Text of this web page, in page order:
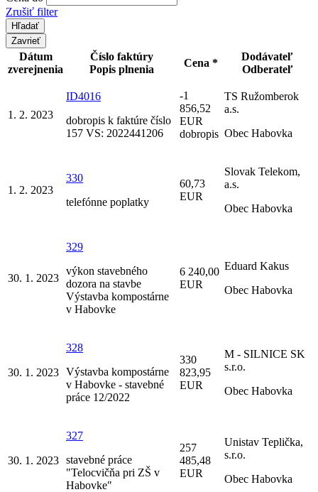
Zrušiť filter
Zavrieť
Dátum
zverejnenia
Číslo faktúry
Popis plnenia
Cena *
Dodávateľ
Odberateľ
1. 2. 2023
ID4016
dobropis k faktúre číslo
157 VS: 2022441206
-1
856,52
EUR
dobropis
TS Ružomberok
a.s.
Obec Habovka
1. 2. 2023
330
telefónne poplatky
60,73
EUR
Slovak Telekom,
a.s.
Obec Habovka
30. 1. 2023
329
výkon stavebného
dozora na stavbe
Výstavba kompostárne
v Habovke
6 240,00
EUR
Eduard Kakus
Obec Habovka
30. 1. 2023
328
Výstavba kompostárne
v Habovke - stavebné
práce 12/2022
330
823,95
EUR
M - SILNICE SK
s.r.o.
Obec Habovka
30. 1. 2023
327
stavebné práce
"Telocvičňa pri ZŠ v
Habovke"
257
485,48
EUR
Unistav Teplička,
s.r.o.
Obec Habovka